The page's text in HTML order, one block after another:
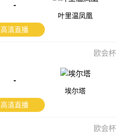
-
叶里温凤凰
高清直播
欧会杯
-
埃尔塔
高清直播
欧会杯